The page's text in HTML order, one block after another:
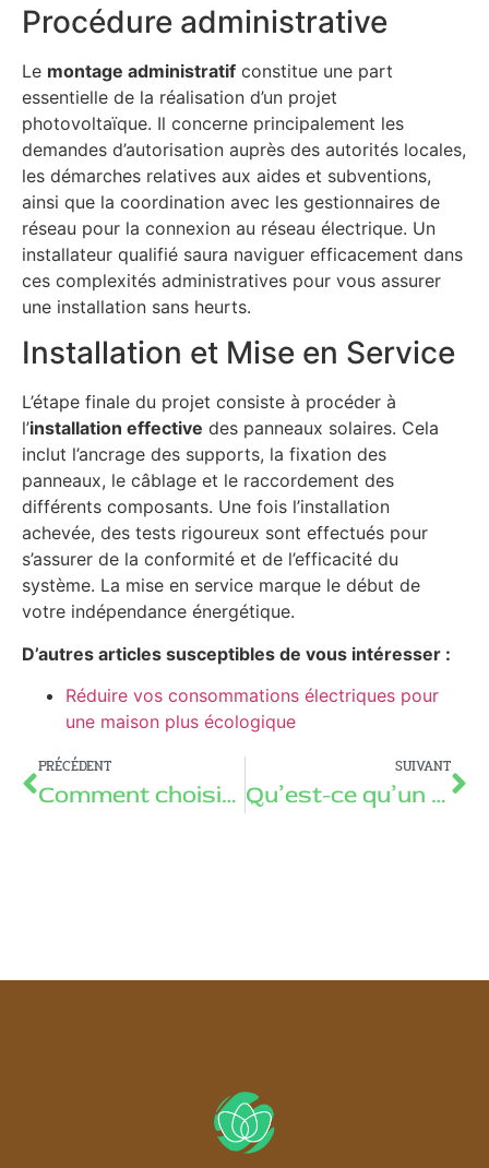
Procédure administrative
Le montage administratif constitue une part
essentielle de la réalisation d’un projet
photovoltaïque. Il concerne principalement les
demandes d’autorisation auprès des autorités locales,
les démarches relatives aux aides et subventions,
ainsi que la coordination avec les gestionnaires de
réseau pour la connexion au réseau électrique. Un
installateur qualifié saura naviguer efficacement dans
ces complexités administratives pour vous assurer
une installation sans heurts.
Installation et Mise en Service
L’étape finale du projet consiste à procéder à
l’installation effective des panneaux solaires. Cela
inclut l’ancrage des supports, la fixation des
panneaux, le câblage et le raccordement des
différents composants. Une fois l’installation
achevée, des tests rigoureux sont effectués pour
s’assurer de la conformité et de l’efficacité du
système. La mise en service marque le début de
votre indépendance énergétique.
D’autres articles susceptibles de vous intéresser :
Réduire vos consommations électriques pour
une maison plus écologique
PRÉCÉDENT
Comment choisir le bon panneau bois pour vos projets de construction
SUIVANT
Qu’est-ce qu’un capteur a tubes sous vide ?